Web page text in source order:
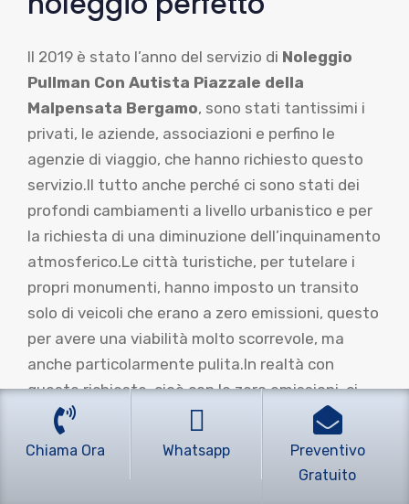
Il 2019 è stato l’anno del servizio di Noleggio
Pullman Con Autista Piazzale della
Malpensata Bergamo, sono stati tantissimi i
privati, le aziende, associazioni e perfino le
agenzie di viaggio, che hanno richiesto questo
servizio.Il tutto anche perché ci sono stati dei
profondi cambiamenti a livello urbanistico e per
la richiesta di una diminuzione dell’inquinamento
atmosferico.Le città turistiche, per tutelare i
propri monumenti, hanno imposto un transito
solo di veicoli che erano a zero emissioni, questo
per avere una viabilità molto scorrevole, ma
anche particolarmente pulita.In realtà con
queste richieste, cioè con le zero emissioni, ci
sono stati anche delle diminuzioni per i costi di
manutenzione dei monumenti.Inoltre, le nuove
vetture proposte dal mercato automobilistico,
Chiama Ora Whatsapp
Preventivo
Gratuito